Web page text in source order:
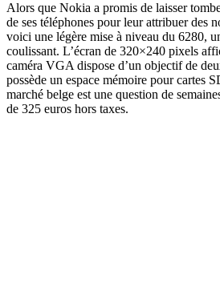
Alors que Nokia a promis de laisser
de ses téléphones pour leur attribuer des
voici une légère mise à niveau du 6280,
coulissant. L’écran de 320×240 pixels
caméra VGA dispose d’un objectif de
possède un espace mémoire pour cartes
marché belge est une question de
de 325 euros hors taxes.